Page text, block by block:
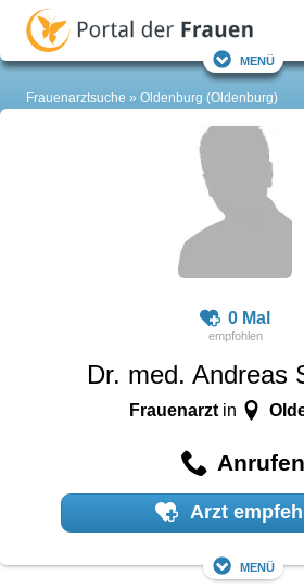
Menü
Frauenarztsuche Oldenburg (Oldenburg)
0 Mal
Dr. med. Andreas
Frauenarzt in
Anrufen
Arzt
Menü